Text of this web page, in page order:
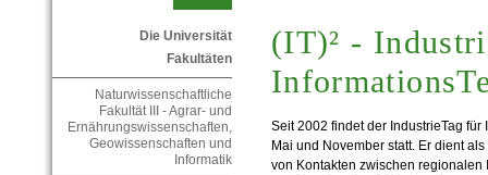
Die Universität
Fakultäten
Naturwissenschaftliche
Fakultät III - Agrar- und
Ernährungswissenschaften,
Geowissenschaften und
Informatik
(IT)² -
Seit 2002 findet der IndustrieTag für
Mai und November statt. Er dient
von Kontakten zwischen